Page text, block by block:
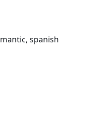
spanish